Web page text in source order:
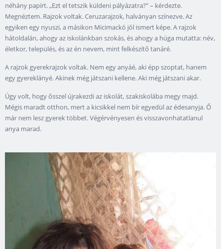
néhány papírt. „Ezt el tetszik küldeni pályázatra?” – kérdezte.
Megnéztem. Rajzok voltak. Ceruzarajzok, halványan színezve. Az
egyiken egy nyuszi, a másikon Micimackó jól ismert képe. A rajzok
hátoldalán, ahogy az iskolánkban szokás, és ahogy a húga mutatta: név,
életkor, település, és az én nevem, mint felkészítő tanáré.
A rajzok gyerekrajzok voltak. Nem egy anyáé, aki épp szoptat, hanem
egy gyereklányé. Akinek még játszani kellene. Aki még játszani akar.
Úgy volt, hogy ősszel újrakezdi az iskolát, szakiskolába megy majd.
Mégis maradt otthon, mert a kicsikkel nem bír egyedül az édesanyja. Ő
már nem lesz gyerek többet. Végérvényesen és visszavonhatatlanul
anya marad.